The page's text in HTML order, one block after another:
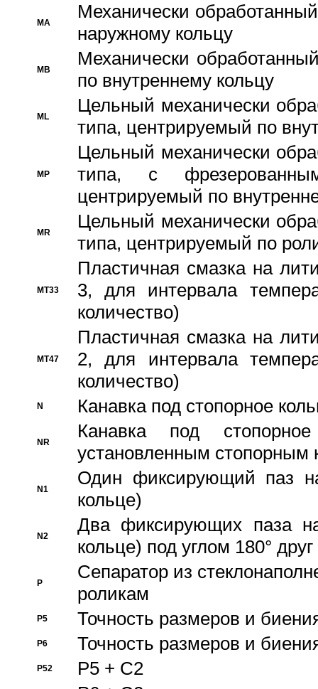
MA
Механически
наружному кольцу
MB
Механически
по внутреннему кольцу
ML
Цельный механически
типа, центрируемый по
MP
Цельный механически
типа, с
центрируемый по
MR
Цельный механически
типа, центрируемый по
MT33
Пластичная смазка на
3, для интервала
количество)
MT47
Пластичная смазка на
2, для интервала
количество)
N Канавка под стопорное
NR
Канавка под
установленным стопорным
N1
Один фиксирующий паз
кольце)
N2
Два фиксирующих паза
кольце) под углом 180° друг
P
Cепаратор из
роликам
P5 Точность размеров и
P6 Точность размеров и
P52 P5 + C2